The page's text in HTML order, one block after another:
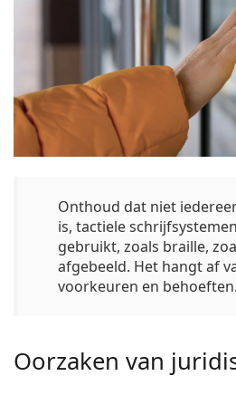
Onthoud dat niet
is, tactiele
gebruikt, zoals braille,
afgebeeld. Het hangt af
voorkeuren en behoeften.
Oorzaken van